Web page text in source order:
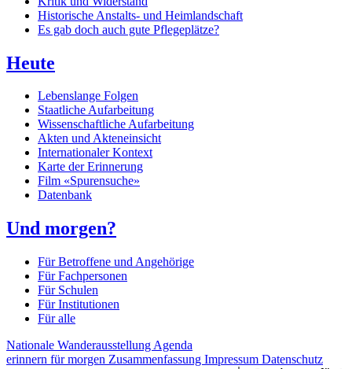
Historische Anstalts- und Heimlandschaft
Es gab doch auch gute Pflegeplätze?
Heute
Lebenslange Folgen
Staatliche Aufarbeitung
Wissenschaftliche Aufarbeitung
Akten und Akteneinsicht
Internationaler Kontext
Karte der Erinnerung
Film «Spurensuche»
Datenbank
Und morgen?
Für Betroffene und Angehörige
Für Fachpersonen
Für Schulen
Für Institutionen
Für alle
Nationale Wanderausstellung Agenda
erinnern für morgen Zusammenfassung Impressum Datenschutz